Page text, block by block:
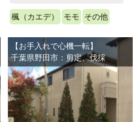
楓（カエデ） モモ その他
【お手入れで心機一転】
千葉県野田市：剪定、伐採